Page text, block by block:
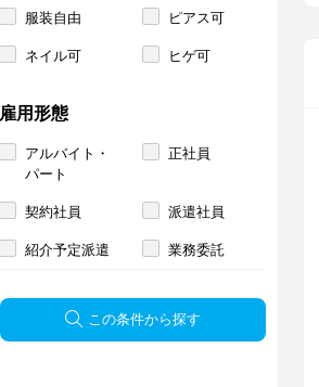
服装自由 ピアス可
ネイル可 ヒゲ可
雇用形態
アルバイト・
パート
正社員
契約社員 派遣社員
紹介予定派遣 業務委託
この条件から探す